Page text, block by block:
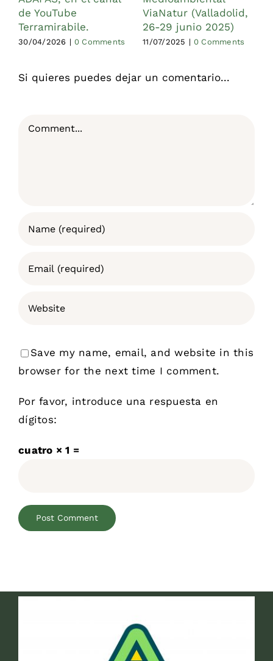
de YouTube
Terramirabile.
30/04/2026 | 0 Comments
ViaNatur (Valladolid,
26-29 junio 2025)
11/07/2025 | 0 Comments
Si quieres puedes dejar un comentario...
Comment
Save my name, email, and website in this
browser for the next time I comment.
Por favor, introduce una respuesta en
dígitos:
cuatro × 1 =